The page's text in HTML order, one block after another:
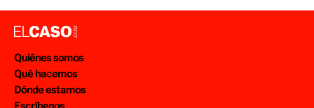
Quiénes somos
Qué hacemos
Dónde estamos
Escríbenos